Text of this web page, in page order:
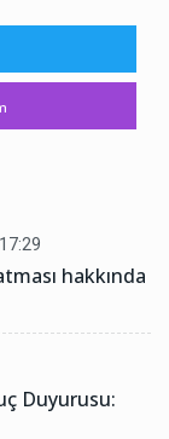
hakkında
Duyurusu: